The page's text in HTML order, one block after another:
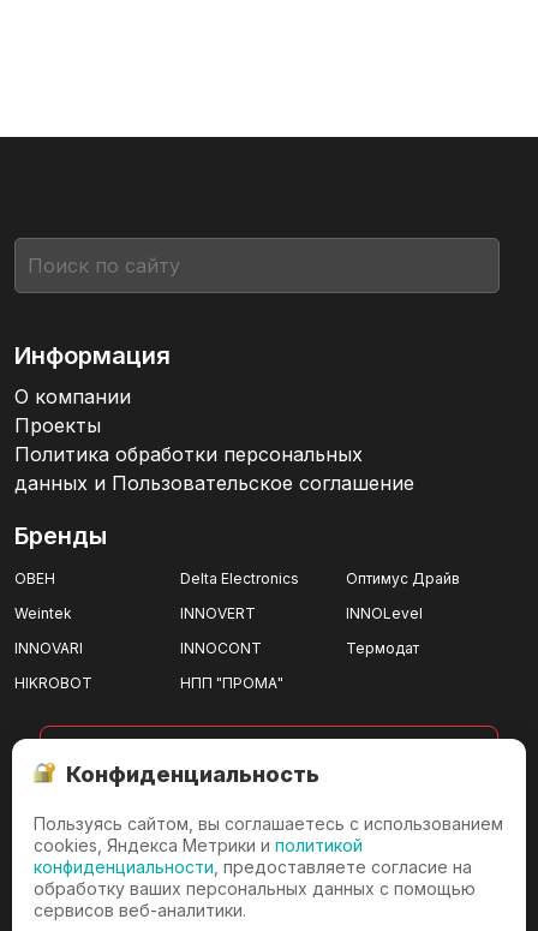
Информация
О компании
Проекты
Политика обработки персональных
данных и Пользовательское соглашение
Бренды
ОВЕН Delta Electronics
Оптимус Драйв
Weintek
INNOVERT
INNOLevel
INNOVARI
INNOCONT
Термодат
HIKROBOT
НПП "ПРОМА"
г. Ижевск
г. Ижевск, проезд имени
Дерябина, д.3/36
Конфиденциальность
Пользуясь сайтом, вы соглашаетесь с использованием
cookies, Яндекса Метрики и политикой
конфиденциальности , предоставляете согласие на
обработку ваших персональных данных с помощью
сервисов веб-аналитики.